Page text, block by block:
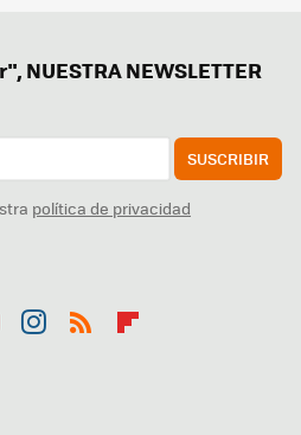
NUESTRA NEWSLETTER
SUSCRIBIR
política de privacidad